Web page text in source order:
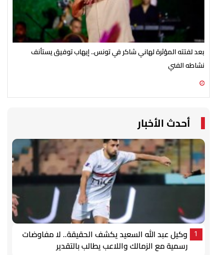
بعد لفتته المؤثرة لهاني شاكر في تونس.. إيهاب توفيق يستأنف
نشاطه الفني
أحدث الأخبار
1
وكيل عبد الله السعيد يكشف الحقيقة.. لا مفاوضات
رسمية مع الزمالك واللاعب يطالب بالتقدير